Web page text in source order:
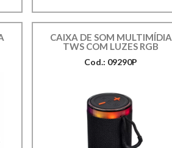
CAIXA DE SOM MULTIMÍDIA
TWS COM LUZES RGB
Cod.: 09290P